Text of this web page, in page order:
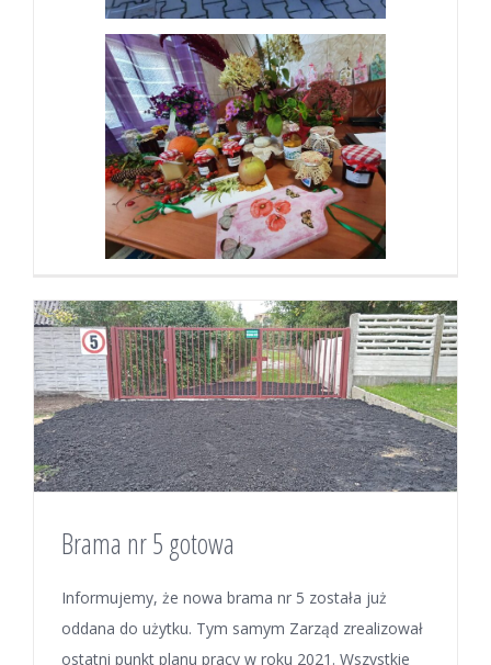
Brama nr 5 gotowa
Informujemy, że nowa brama nr 5 została już
oddana do użytku. Tym samym Zarząd zrealizował
ostatni punkt planu pracy w roku 2021. Wszystkie